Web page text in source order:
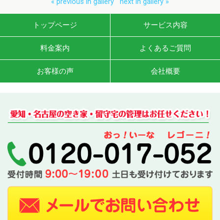
トップページ サービス内容
料金案内 よくあるご質問
お客様の声 会社概要